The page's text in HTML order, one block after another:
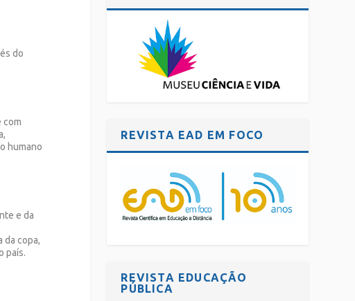
do
com
humano
e da
da copa,
país.
REVISTA EAD EM FOCO
REVISTA EDUCAÇÃO
PÚBLICA